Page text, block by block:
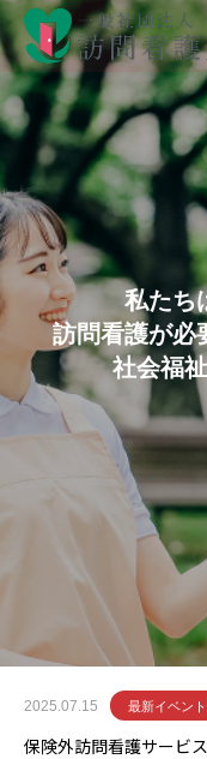
私たち
訪問看護が必
社会福祉
2025.07.15 最新イベン
保険外訪問看護サービ